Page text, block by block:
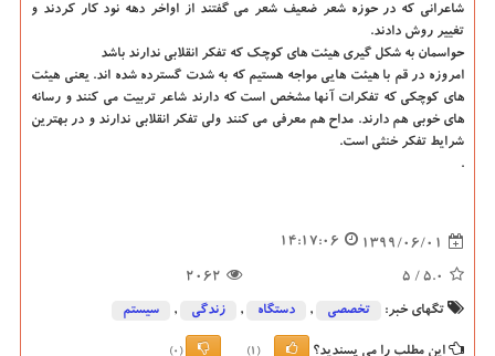
شاعرانی که در حوزه شعر ضعیف شعر می گفتند از اواخر دهه نود کار کردند و
تغییر روش دادند.
حواسمان به شکل گیری هیئت های کوچک که تفکر انقلابی ندارند باشد
امروزه در قم با هیئت هایی مواجه هستیم که به شدت گسترده شده اند. یعنی هیئت
های کوچکی که تفکرات آنها مشخص است که دارند شاعر تربیت می کنند و رسانه
های خوبی هم دارند. مداح هم معرفی می کنند ولی تفکر انقلابی ندارند و در بهترین
شرایط تفکر خنثی است.
.
1399/06/01
14:17:06
5.0
/ 5
2062
تگهای خبر: تخصصی , دستگاه , زندگی , سیستم
این مطلب را می پسندید؟ (1)
(0)